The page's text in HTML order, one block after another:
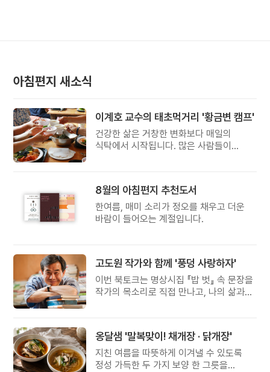
아침편지 새소식
이계호 교수의 태초먹거리 '황금변 캠프'
건강한 삶은 거창한 변화보다 매일의
식탁에서 시작됩니다. 많은 사람들이
유퀴즈에서 많은 관심을 받은 이계호
교수와 함께하는 태초먹거리 황금변 캠프
8월의 아침편지 추천도서
한여름, 매미 소리가 정오를 채우고 더운
바람이 들어오는 계절입니다.
고도원 작가와 함께 '풍덩 사랑하자'
이번 북토크는 명상시집 『밥 벗』 속 문장을
작가의 목소리로 직접 만나고, 나의 삶과
옹달샘 '말복맞이! 채개장 · 닭개장'
지친 여름을 따뜻하게 이겨낼 수 있도록
정성 가득한 두 가지 보양 한 그릇을